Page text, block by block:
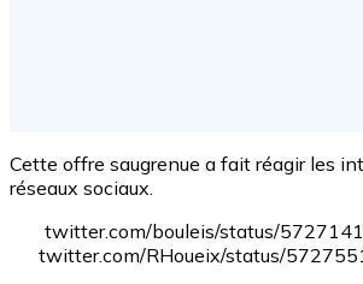
Cette offre saugrenue a fait réagir les
réseaux sociaux.
twitter.com/bouleis/status/
twitter.com/RHoueix/status/